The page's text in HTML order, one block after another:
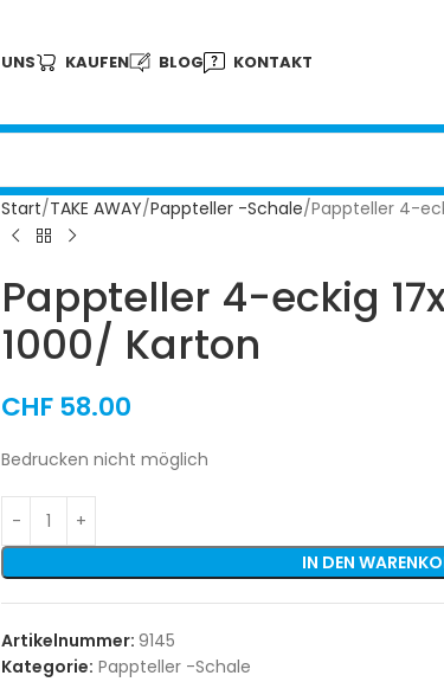
KAUFEN BLOG KONTAKT
Start TAKE AWAY Pappteller -Schale Pappteller 4-
Pappteller 4-eckig
1000/ Karton
CHF 58.00
Bedrucken nicht möglich
IN DEN
Artikelnummer: 9145
Kategorie: Pappteller -Schale